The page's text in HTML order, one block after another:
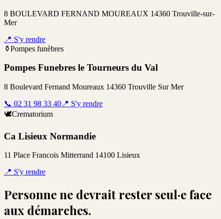
8 BOULEVARD FERNAND MOUREAUX 14360 Trouville-sur-
Mer
📍 S'y rendre
⚱️Pompes funèbres
Pompes Funebres le Tourneurs du Val
8 Boulevard Fernand Moureaux 14360 Trouville Sur Mer
📞 02 31 98 33 40 📍 S'y rendre
🕊️Crematorium
Ca Lisieux Normandie
11 Place Francois Mitterrand 14100 Lisieux
📍 S'y rendre
Personne ne devrait rester seul·e face
aux démarches.